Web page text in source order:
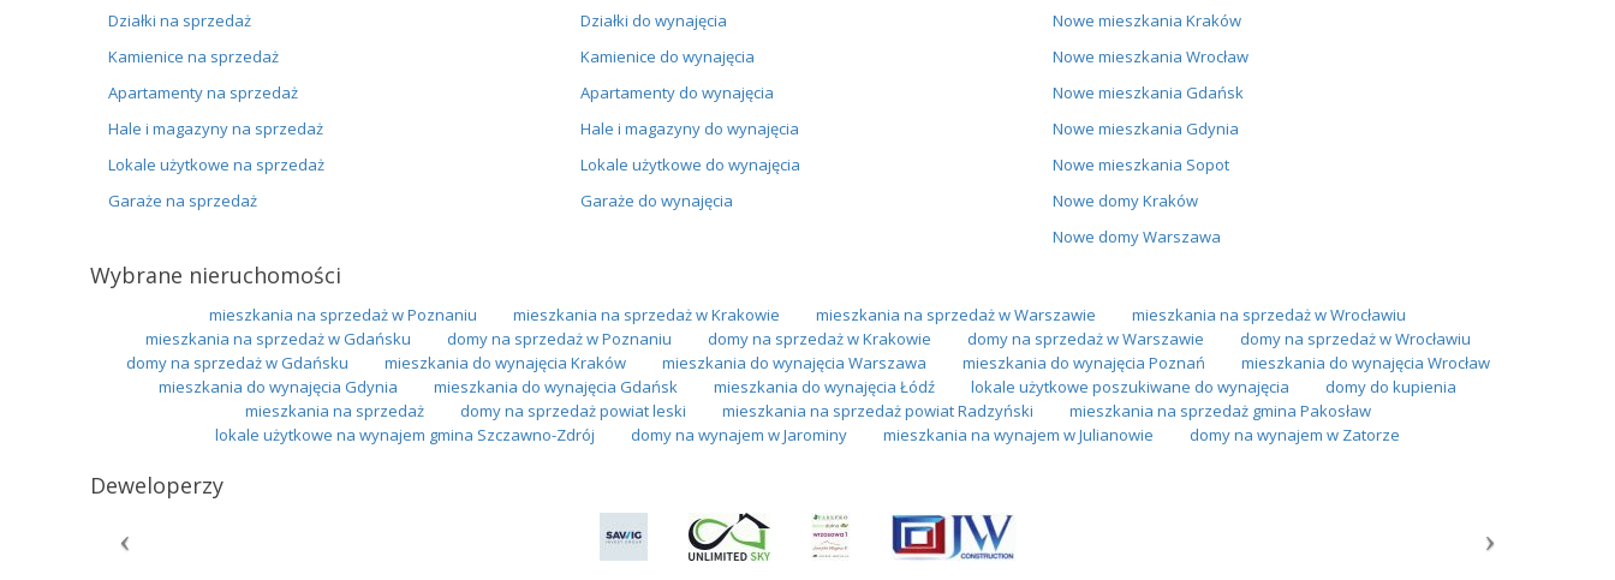
Działki na sprzedaż
Kamienice na sprzedaż
Apartamenty na sprzedaż
Hale i magazyny na sprzedaż
Lokale użytkowe na sprzedaż
Garaże na sprzedaż
Działki do wynajęcia
Kamienice do wynajęcia
Apartamenty do wynajęcia
Hale i magazyny do wynajęcia
Lokale użytkowe do wynajęcia
Garaże do wynajęcia
Nowe mieszkania Kraków
Nowe mieszkania Wrocław
Nowe mieszkania Gdańsk
Nowe mieszkania Gdynia
Nowe mieszkania Sopot
Nowe domy Kraków
Nowe domy Warszawa
Wybrane nieruchomości
mieszkania na sprzedaż w Poznaniu mieszkania na sprzedaż w Krakowie mieszkania na sprzedaż w Warszawie
mieszkania na sprzedaż w Wrocławiu
mieszkania na sprzedaż w Gdańsku
domy na sprzedaż w Poznaniu domy na sprzedaż w Krakowie domy na sprzedaż w Warszawie
domy na sprzedaż w Wrocławiu
domy na sprzedaż w Gdańsku
mieszkania do wynajęcia Kraków mieszkania do wynajęcia Warszawa mieszkania do wynajęcia Poznań
mieszkania do wynajęcia Wrocław
mieszkania do wynajęcia Gdynia
mieszkania do wynajęcia Gdańsk mieszkania do wynajęcia Łódź lokale użytkowe poszukiwane do wynajęcia
domy do kupienia
mieszkania na sprzedaż
domy na sprzedaż powiat leski mieszkania na sprzedaż powiat Radzyński
mieszkania na sprzedaż gmina Pakosław
lokale użytkowe na wynajem gmina Szczawno-Zdrój
domy na wynajem w Jarominy mieszkania na wynajem w Julianowie domy na wynajem w Zatorze
Deweloperzy